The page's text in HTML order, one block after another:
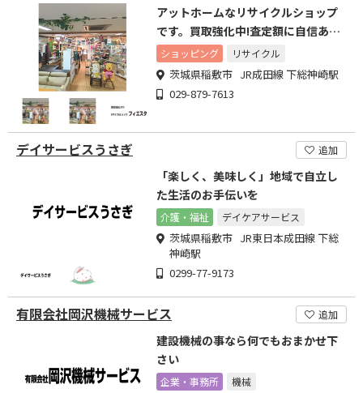
アットホームなリサイクルショップ
です。買取強化中!査定額に自信あり
ます!
ショッピング リサイクル
茨城県稲敷市 JR成田線 下総神崎駅
029-879-7613
デイサービスうさぎ 追加
「楽しく、美味しく」地域で自立し
た生活のお手伝いを
介護・福祉 デイケアサービス
茨城県稲敷市 JR東日本成田線 下総
神崎駅
0299-77-9173
有限会社岡沢機械サービス 追加
建設機械の事なら何でもおまかせ下
さい
企業・事務所 機械